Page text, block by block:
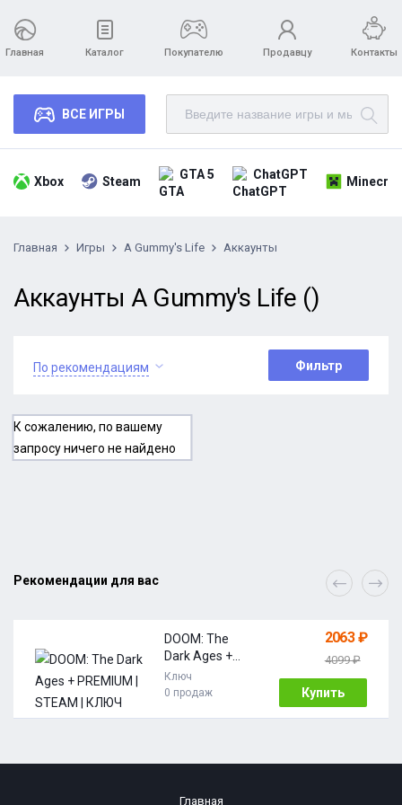
Главная Каталог Покупателю Продавцу Контакты
ВСЕ ИГРЫ
Xbox Steam GTA 5 ChatGPT
Главная Игры A Gummy's Life Аккаунты
Аккаунты A Gummy's Life ()
По рекомендациям Фильтр
К сожалению, по вашему
запросу ничего не найдено
Рекомендации для вас
DOOM: The
Dark Ages +
PREMIUM |
STEAM | КЛЮЧ
Ключ
0 продаж
2063 ₽
4099 ₽
Купить
Главная